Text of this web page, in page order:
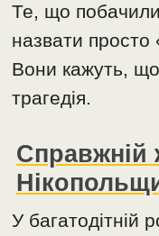
​Те, що
назвати просто
Вони кажуть,
трагедія.
Справжній
У багатодітній